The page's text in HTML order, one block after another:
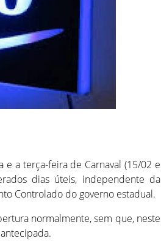
a terça-feira de Carnaval (15/02 e
dias úteis, independente da
Controlado do governo estadual.
normalmente, sem que, neste